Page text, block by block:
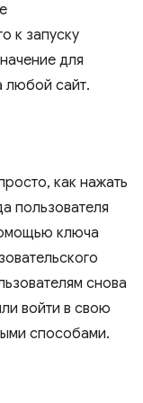
к запуску
для
любой сайт.
как нажать
пользователя
ключа
снова
войти в свою
способами.